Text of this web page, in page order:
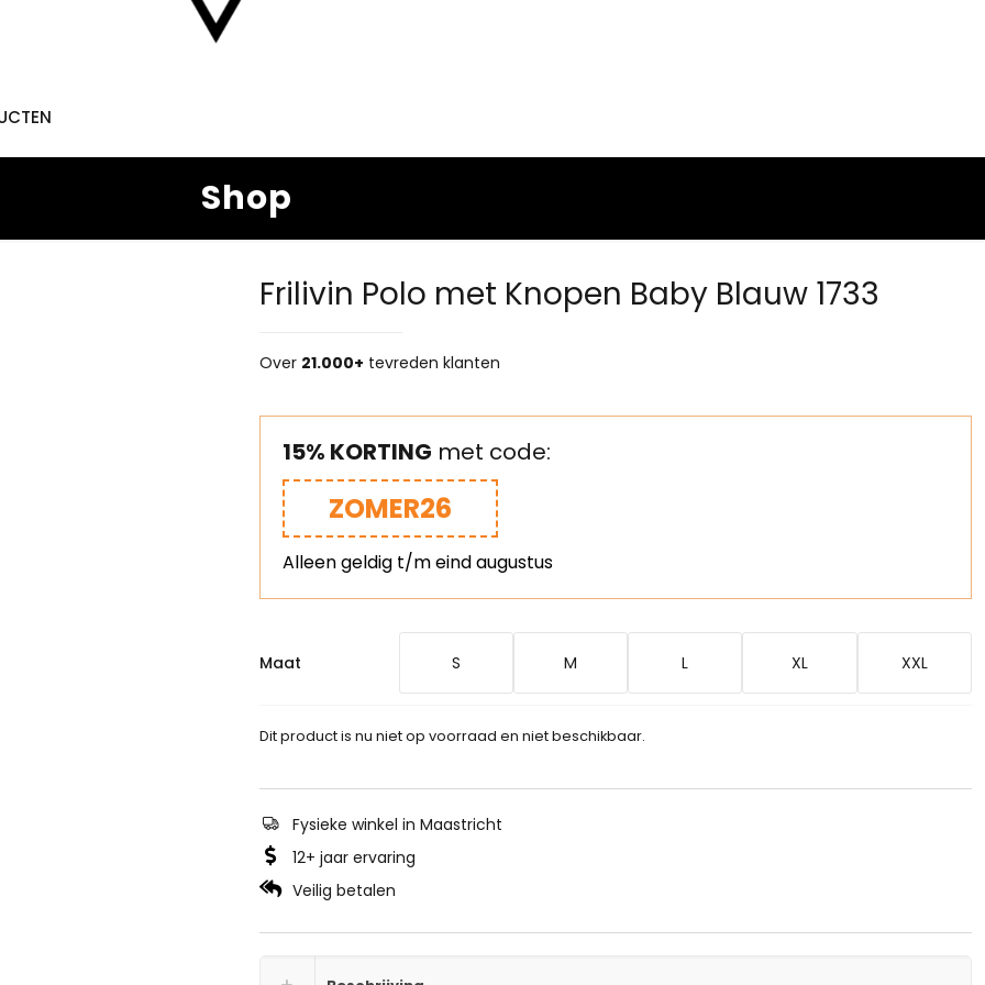
Shop
Frilivin Polo met Knopen Baby Blauw 1733
Over 21.000+ tevreden klanten
15% KORTING met code:
ZOMER26
Alleen geldig t/m eind augustus
Maat S M L XL XXL
Dit product is nu niet op voorraad en niet beschikbaar.
Fysieke winkel in Maastricht
12+ jaar ervaring
Veilig betalen